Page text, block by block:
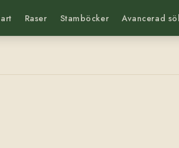
Raser Stamböcker Avancerad